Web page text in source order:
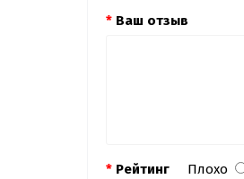
Ваш отзыв
Рейтинг Плохо